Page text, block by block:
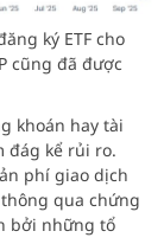
ký ETF cho
cũng đã được
khoán hay tài
đág kể rủi ro.
phí giao dịch
qua chứng
bởi những tổ